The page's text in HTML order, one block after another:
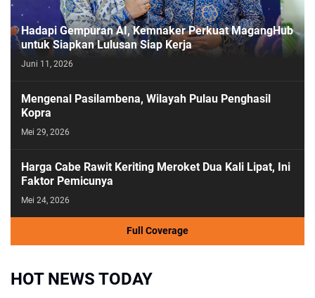
Hadapi Gempuran AI, Kemnaker Perkuat MagangHub
untuk Siapkan Lulusan Siap Kerja
Juni 11, 2026
Mengenal Pasilambena, Wilayah Pulau Penghasil
Kopra
Mei 29, 2026
Harga Cabe Rawit Keriting Meroket Dua Kali Lipat, Ini
Faktor Pemicunya
Mei 24, 2026
Full Coverage
HOT NEWS TODAY